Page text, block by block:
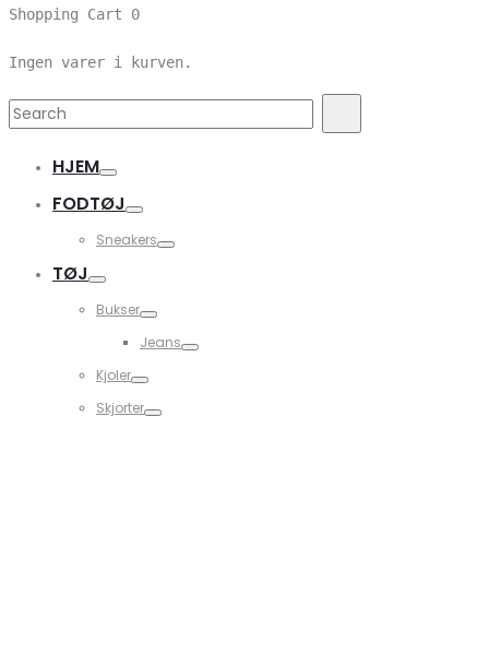
Shopping Cart 0
Ingen varer i kurven.
Search
HJEM
FODTØJ
Sneakers
TØJ
Bukser
Jeans
Kjoler
Skjorter